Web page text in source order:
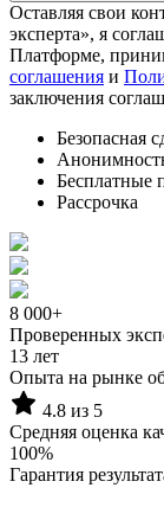
Оставляя свои
эксперта», я
Платформе,
соглашения и
заключения
Безопасная
Бесплатные
Рассрочка
8 000+
Проверенных
13 лет
Опыта на рынке
4.8 из 5
Средняя оценка
100%
Гарантия